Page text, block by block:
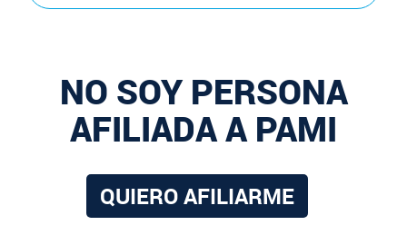
NO SOY PERSONA
AFILIADA A PAMI
QUIERO AFILIARME